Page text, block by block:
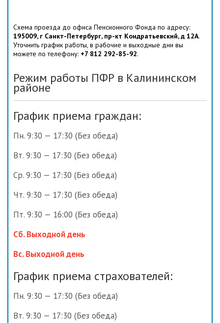
Схема проезда до офиса Пенсионного Фонда по адресу:
195009, г Санкт-Петербург, пр-кт Кондратьевский, д 12А.
Уточнить график работы, в рабочие и выходные дни вы
можете по телефону: +7 812 292-85-92.
Режим работы ПФР в Калининском
районе
График приема граждан:
Пн. 9:30 — 17:30 (Без обеда)
Вт. 9:30 — 17:30 (Без обеда)
Ср. 9:30 — 17:30 (Без обеда)
Чт. 9:30 — 17:30 (Без обеда)
Пт. 9:30 — 16:00 (Без обеда)
Сб. Выходной день
Вс. Выходной день
График приема страхователей:
Пн. 9:30 — 17:30 (Без обеда)
Вт. 9:30 — 17:30 (Без обеда)